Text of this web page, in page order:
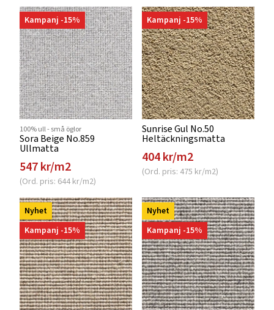
Kampanj -15%
100% ull - små öglor
Sora Beige No.859
Ullmatta
547 kr/m2
(Ord. pris: 644 kr/m2)
Kampanj -15%
Sunrise Gul No.50
Heltäckningsmatta
404 kr/m2
(Ord. pris: 475 kr/m2)
Nyhet
Kampanj -15%
Nyhet
Kampanj -15%